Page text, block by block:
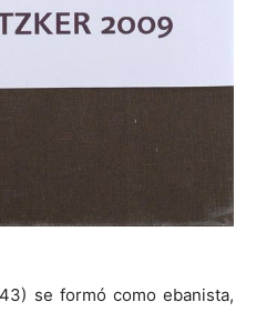
se formó como ebanista,